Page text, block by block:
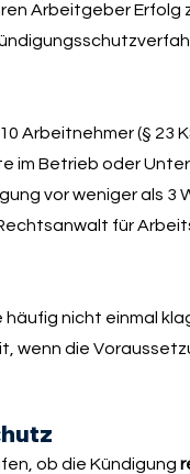
Arbeitgeber Erfolg
Arbeitnehmer (§ 23
im Betrieb oder
vor weniger als 3
für
nicht einmal
wenn die
ob die Kündigung